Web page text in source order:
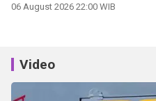
06 August 2026 22:00 WIB
Video